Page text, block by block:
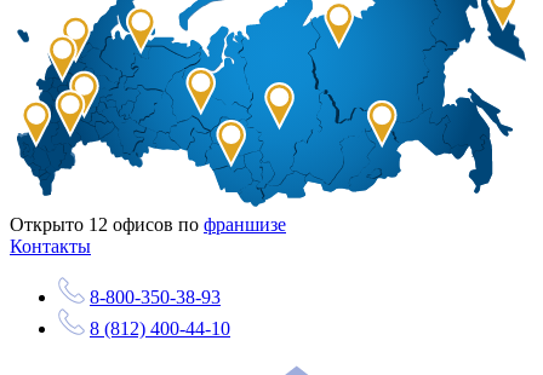
Открыто 12 офисов по франшизе
Контакты
8-800-350-38-93
8 (812) 400-44-10